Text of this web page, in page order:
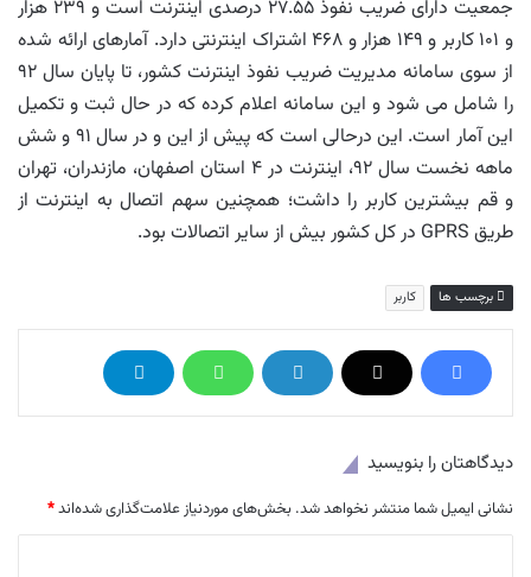
جمعیت دارای ضریب نفوذ ۲۷.۵۵ درصدی اینترنت است و ۲۳۹ هزار
و ۱۰۱ کاربر و ۱۴۹ هزار و ۴۶۸ اشتراک اینترنتی دارد. آمارهای ارائه شده
از سوی سامانه مدیریت ضریب نفوذ اینترنت کشور، تا پایان سال ۹۲
را شامل می شود و این سامانه اعلام کرده که در حال ثبت و تکمیل
این آمار است. این درحالی است که پیش از این و در سال ۹۱ و شش
ماهه نخست سال ۹۲، اینترنت در ۴ استان اصفهان، مازندران، تهران
و قم بیشترین کاربر را داشت؛ همچنین سهم اتصال به اینترنت از
طریق GPRS در کل کشور بیش از سایر اتصالات بود.
برچسب ها کاربر
دیدگاهتان را بنویسید
نشانی ایمیل شما منتشر نخواهد شد. بخش‌های موردنیاز علامت‌گذاری شده‌اند*